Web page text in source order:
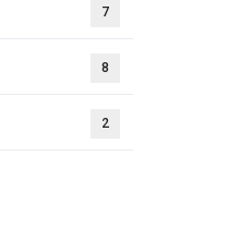
7
8
2